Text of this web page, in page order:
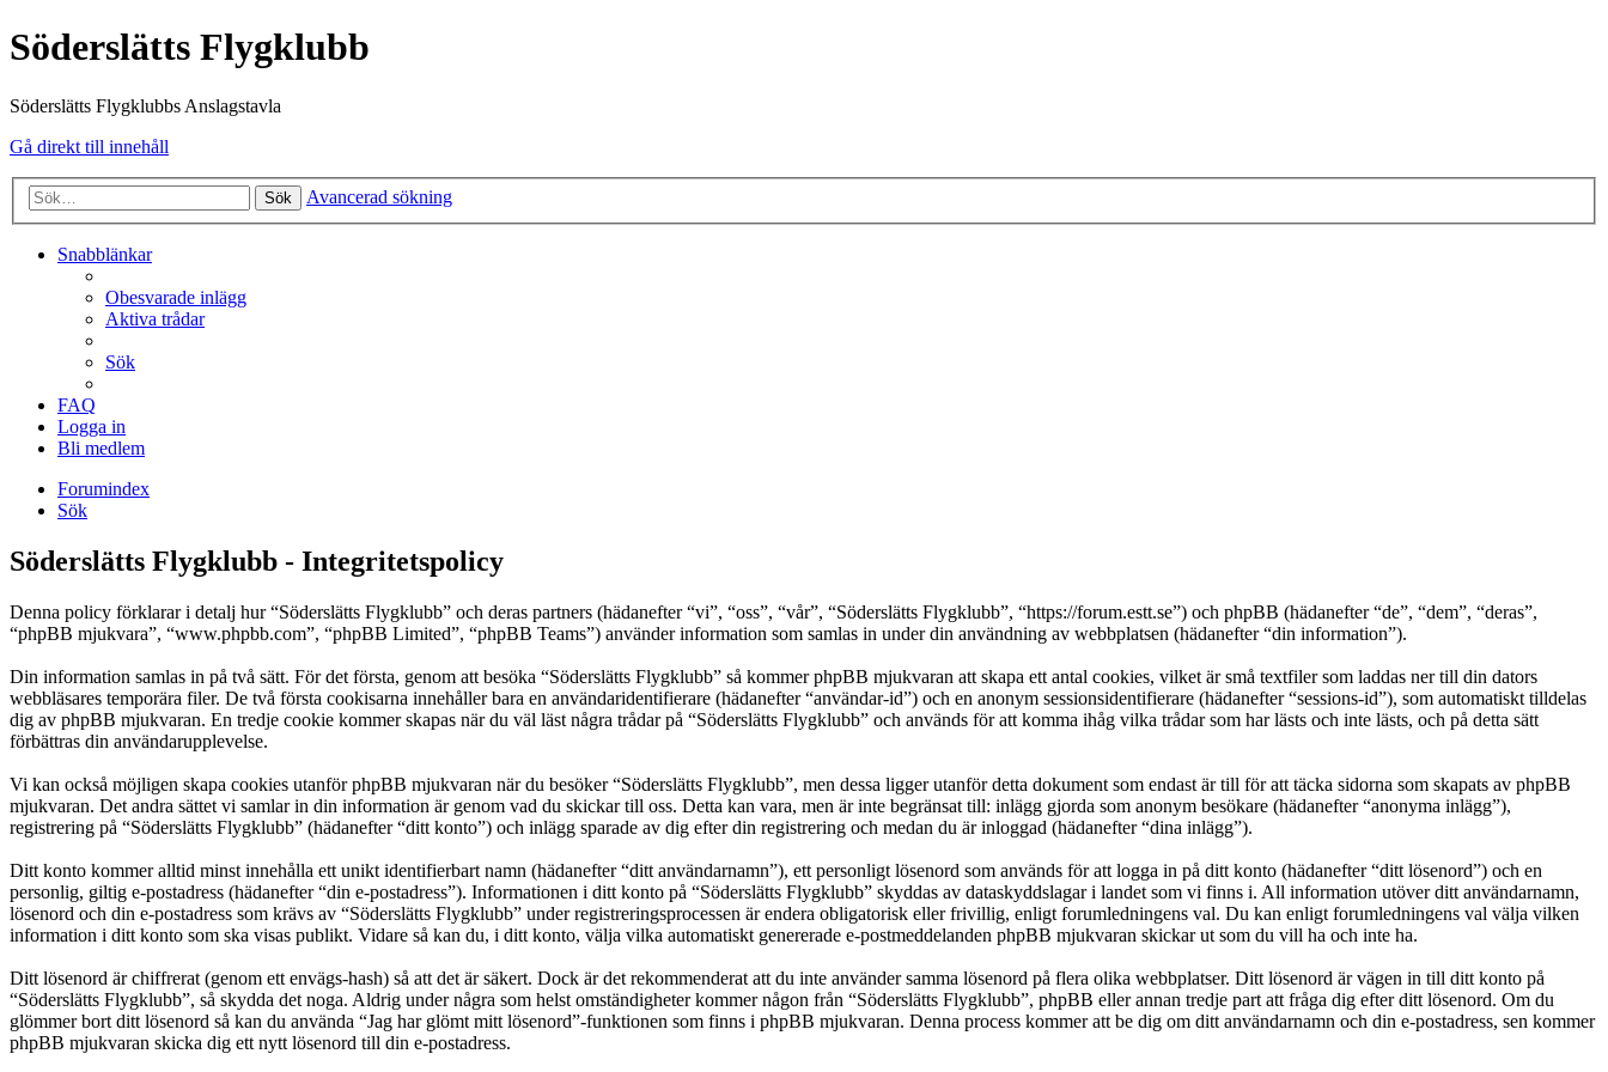
Söderslätts Flygklubb
Söderslätts Flygklubbs Anslagstavla
Gå direkt till innehåll
Sök Avancerad sökning
Snabblänkar
Obesvarade inlägg
Aktiva trådar
Sök
FAQ
Logga in
Bli medlem
Forumindex
Sök
Söderslätts Flygklubb - Integritetspolicy
Denna policy förklarar i detalj hur “Söderslätts Flygklubb” och deras partners (hädanefter “vi”, “oss”, “vår”, “Söderslätts Flygklubb”, “https://forum.estt.se”) och phpBB (hädanefter “de”, “dem”, “deras”,
“phpBB mjukvara”, “www.phpbb.com”, “phpBB Limited”, “phpBB Teams”) använder information som samlas in under din användning av webbplatsen (hädanefter “din information”).
Din information samlas in på två sätt. För det första, genom att besöka “Söderslätts Flygklubb” så kommer phpBB mjukvaran att skapa ett antal cookies, vilket är små textfiler som laddas ner till din dators
webbläsares temporära filer. De två första cookisarna innehåller bara en användaridentifierare (hädanefter “användar-id”) och en anonym sessionsidentifierare (hädanefter “sessions-id”), som automatiskt tilldelas
dig av phpBB mjukvaran. En tredje cookie kommer skapas när du väl läst några trådar på “Söderslätts Flygklubb” och används för att komma ihåg vilka trådar som har lästs och inte lästs, och på detta sätt
förbättras din användarupplevelse.
Vi kan också möjligen skapa cookies utanför phpBB mjukvaran när du besöker “Söderslätts Flygklubb”, men dessa ligger utanför detta dokument som endast är till för att täcka sidorna som skapats av phpBB
mjukvaran. Det andra sättet vi samlar in din information är genom vad du skickar till oss. Detta kan vara, men är inte begränsat till: inlägg gjorda som anonym besökare (hädanefter “anonyma inlägg”),
registrering på “Söderslätts Flygklubb” (hädanefter “ditt konto”) och inlägg sparade av dig efter din registrering och medan du är inloggad (hädanefter “dina inlägg”).
Ditt konto kommer alltid minst innehålla ett unikt identifierbart namn (hädanefter “ditt användarnamn”), ett personligt lösenord som används för att logga in på ditt konto (hädanefter “ditt lösenord”) och en
personlig, giltig e-postadress (hädanefter “din e-postadress”). Informationen i ditt konto på “Söderslätts Flygklubb” skyddas av dataskyddslagar i landet som vi finns i. All information utöver ditt användarnamn,
lösenord och din e-postadress som krävs av “Söderslätts Flygklubb” under registreringsprocessen är endera obligatorisk eller frivillig, enligt forumledningens val. Du kan enligt forumledningens val välja vilken
information i ditt konto som ska visas publikt. Vidare så kan du, i ditt konto, välja vilka automatiskt genererade e-postmeddelanden phpBB mjukvaran skickar ut som du vill ha och inte ha.
Ditt lösenord är chiffrerat (genom ett envägs-hash) så att det är säkert. Dock är det rekommenderat att du inte använder samma lösenord på flera olika webbplatser. Ditt lösenord är vägen in till ditt konto på
“Söderslätts Flygklubb”, så skydda det noga. Aldrig under några som helst omständigheter kommer någon från “Söderslätts Flygklubb”, phpBB eller annan tredje part att fråga dig efter ditt lösenord. Om du
glömmer bort ditt lösenord så kan du använda “Jag har glömt mitt lösenord”-funktionen som finns i phpBB mjukvaran. Denna process kommer att be dig om ditt användarnamn och din e-postadress, sen kommer
phpBB mjukvaran skicka dig ett nytt lösenord till din e-postadress.